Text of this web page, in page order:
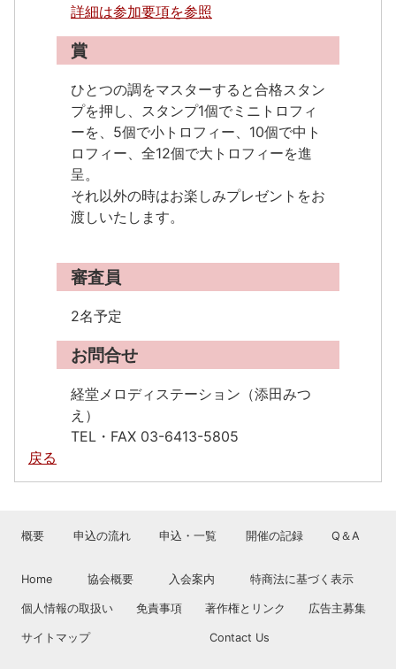
詳細は参加要項を参照
賞
ひとつの調をマスターすると合格スタン
プを押し、スタンプ1個でミニトロフィ
ーを、5個で小トロフィー、10個で中ト
ロフィー、全12個で大トロフィーを進
呈。
それ以外の時はお楽しみプレゼントをお
渡しいたします。
審査員
2名予定
お問合せ
経堂メロディステーション（添田みつ
え）
TEL・FAX 03-6413-5805
戻る
概要 申込の流れ 申込・一覧 開催の記録 Q＆A
Home 協会概要 入会案内 特商法に基づく表示
個人情報の取扱い 免責事項 著作権とリンク 広告主募集
サイトマップ Contact Us